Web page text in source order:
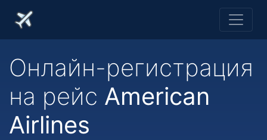
Онлайн-регистрация
на рейс American
Airlines